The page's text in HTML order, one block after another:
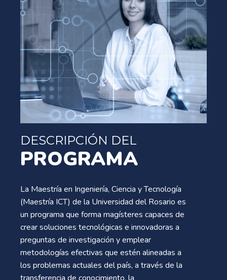
DESCRIPCIÓN DEL
PROGRAMA
La Maestría en Ingeniería, Ciencia y Tecnología
(Maestría ICT) de la Universidad del Rosario es
un programa que forma magísteres capaces de
crear soluciones tecnológicas e innovadoras a
preguntas de investigación y emplear
metodologías efectivas que estén alineadas a
los problemas actuales del país, a través de la